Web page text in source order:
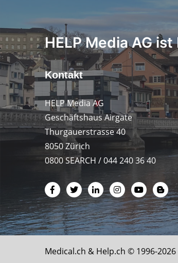
HELP Media AG
Kontakt
HELP Media AG
Geschäftshaus Airgate
Thurgauerstrasse 40
8050 Zürich
0800 SEARCH / 044 240 36 40
Medical.ch & Help.ch © 1996-